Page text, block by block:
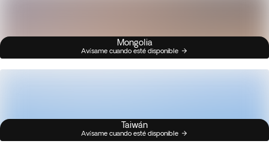
Mongolia
Avísame cuando esté disponible
Taiwán
Avísame cuando esté disponible